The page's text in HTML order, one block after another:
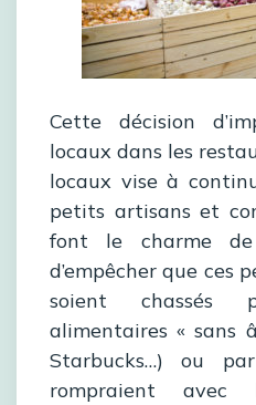
Cette décision
locaux dans les
locaux vise à
petits artisans et
font le charme
d’empêcher que ces
soient chassés
alimentaires « sans
Starbucks…) ou
rompraient avec